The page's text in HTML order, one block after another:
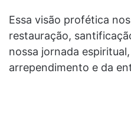
Essa visão profética
restauração,
nossa jornada
arrependimento e da